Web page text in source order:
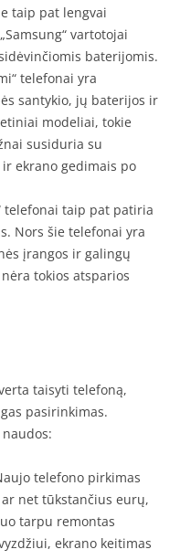
taip pat lengvai
vartotojai
baterijomis.
telefonai yra
santykio, jų baterijos ir
modeliai, tokie
susiduria su
ekrano gedimais po
telefonai taip pat patiria
Nors šie telefonai yra
įrangos ir galingų
tokios atsparios
taisyti telefoną,
pasirinkimas.
telefono pirkimas
net tūkstančius eurų,
tarpu remontas
ekrano keitimas